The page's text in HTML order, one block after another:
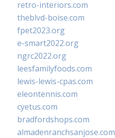
retro-interiors.com
theblvd-boise.com
fpet2023.org
e-smart2022.org
ngrc2022.org
leesfamilyfoods.com
lewis-lewis-cpas.com
eleontennis.com
cyetus.com
bradfordshops.com
almadenranchsanjose.com